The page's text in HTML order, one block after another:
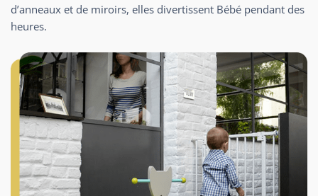
d’anneaux et de miroirs, elles divertissent Bébé pendant des
heures.